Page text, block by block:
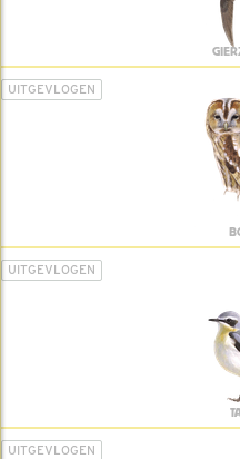
UITGEVLOGEN
UITGEVLOGEN
UITGEVLOGEN